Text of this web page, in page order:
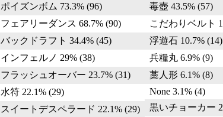
ポイズンボム 73.3% (96)
フェアリーダンス 68.7% (90)
バックドラフト 34.4% (45)
インフェルノ 29% (38)
フラッシュオーバー 23.7% (31)
水符 22.1% (29)
スイートデスペラード 22.1% (29)
毒壺 43.5% (57)
こだわりベルト
浮遊石 10.7% (14)
兵糧丸 6.9% (9)
藁人形 6.1% (8)
None 3.1% (4)
黒いチョーカー